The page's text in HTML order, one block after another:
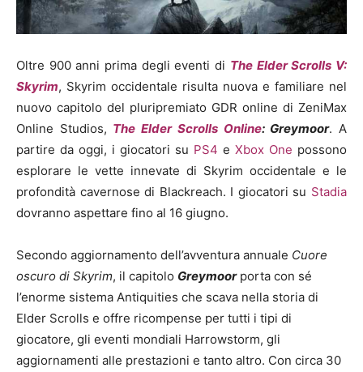
Oltre 900 anni prima degli eventi di The Elder Scrolls V:
Skyrim, Skyrim occidentale risulta nuova e familiare nel
nuovo capitolo del pluripremiato GDR online di ZeniMax
Online Studios, The Elder Scrolls Online: Greymoor. A
partire da oggi, i giocatori su PS4 e Xbox One possono
esplorare le vette innevate di Skyrim occidentale e le
profondità cavernose di Blackreach. I giocatori su Stadia
dovranno aspettare fino al 16 giugno.
Secondo aggiornamento dell’avventura annuale Cuore
oscuro di Skyrim, il capitolo Greymoorporta con sé
l’enorme sistema Antiquities che scava nella storia di
Elder Scrolls e offre ricompense per tutti i tipi di
giocatore, gli eventi mondiali Harrowstorm, gli
aggiornamenti alle prestazioni e tanto altro. Con circa 30